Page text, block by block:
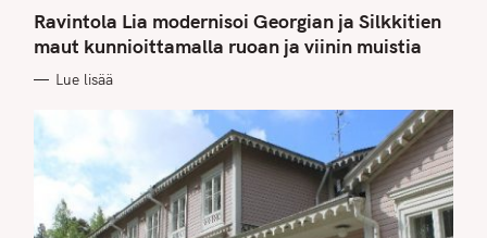
T
E
G
O
I
Ravintola Lia modernisoi Georgian ja Silkkitien
maut kunnioittamalla ruoan ja viinin muistia
Lue lisää